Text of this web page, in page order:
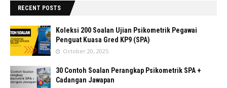
RECENT POSTS
Koleksi 200 Soalan Ujian Psikometrik Pegawai
Penguat Kuasa Gred KP9 (SPA)
October 20, 2025
30 Contoh Soalan Perangkap Psikometrik SPA +
Cadangan Jawapan